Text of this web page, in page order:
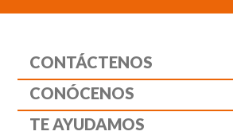
CONTÁCTENOS
CONÓCENOS
TE AYUDAMOS